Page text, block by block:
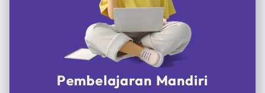
Pembelajaran Mandiri